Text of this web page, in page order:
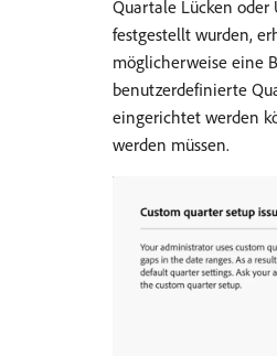
Quartale Lücken oder
festgestellt wurden,
möglicherweise eine
benutzerdefinierte
eingerichtet werden
werden müssen.